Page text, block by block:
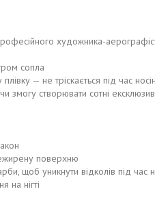
художника-
сопла
— не тріскається під час
створювати сотні
поверхню
щоб уникнути відколів під час
на нігті